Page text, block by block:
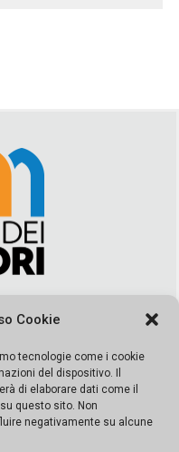
Cookie
tecnologie come i cookie
del dispositivo. Il
di elaborare dati come il
questo sito. Non
negativamente su alcune
– Aut. del tribunale di
numero 37003 Editore
93 – 90143 Palermo
di Palermo Ufficio